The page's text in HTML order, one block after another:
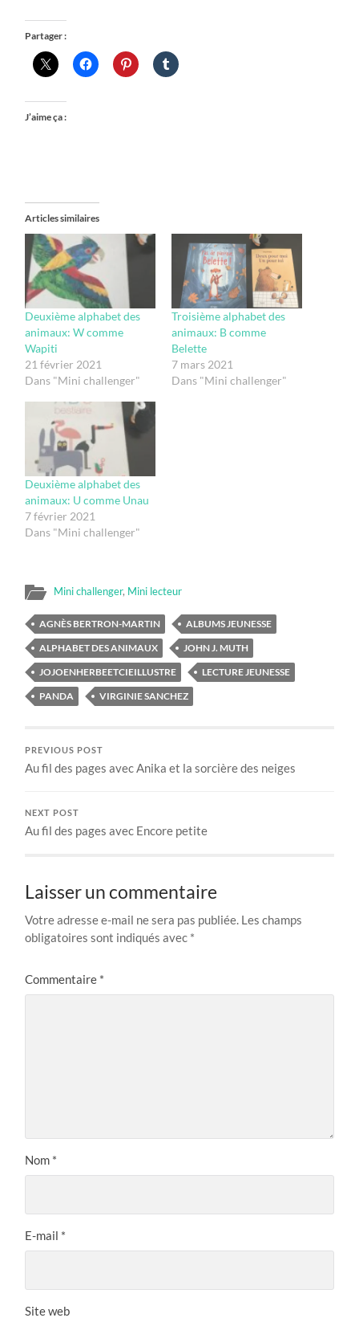
Partager :
J’aime ça :
Articles similaires
Deuxième alphabet des
animaux: W comme
Wapiti
21 février 2021
Dans "Mini challenger"
Troisième alphabet des
animaux: B comme
Belette
7 mars 2021
Dans "Mini challenger"
Deuxième alphabet des
animaux: U comme Unau
7 février 2021
Dans "Mini challenger"
Mini challenger, Mini lecteur
AGNÈS BERTRON-MARTIN
ALBUMS JEUNESSE
ALPHABET DES ANIMAUX
JOHN J. MUTH
JOJOENHERBEETCIEILLUSTRE
LECTURE JEUNESSE
PANDA
VIRGINIE SANCHEZ
PREVIOUS POST
Au fil des pages avec Anika et la sorcière des neiges
NEXT POST
Au fil des pages avec Encore petite
Laisser un commentaire
Votre adresse e-mail ne sera pas publiée. Les champs
obligatoires sont indiqués avec *
Commentaire *
Nom *
E-mail *
Site web